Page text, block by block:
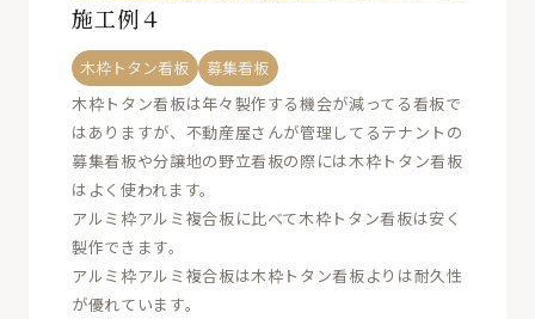
施工例４
木枠トタン看板
募集看板
木枠トタン看板は年々製作する機会が減ってる看板で
はありますが、不動産屋さんが管理してるテナントの
募集看板や分譲地の野立看板の際には木枠トタン看板
はよく使われます。
アルミ枠アルミ複合板に比べて木枠トタン看板は安く
製作できます。
アルミ枠アルミ複合板は木枠トタン看板よりは耐久性
が優れています。